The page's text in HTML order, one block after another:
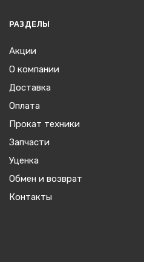
РАЗДЕЛЫ
Акции
О компании
Доставка
Оплата
Прокат техники
Запчасти
Уценка
Обмен и возврат
Контакты